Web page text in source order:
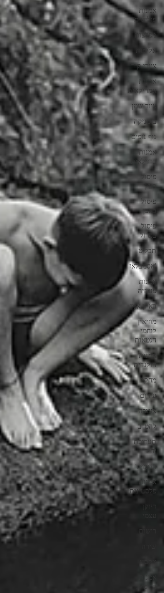
אמנות
פוליטית
מפלצות
אלימות
ציורי קיר
אמנות
אמריקאית
ציור שמן
בוטניקה
נוף נופים
אמנות
ברזילאית
פיסול
בעץ
פיסול
באבן
פיסול
בברזל
תבליט
'אסמבלאז
אמנות
פנטזיה
ראיון אמן
מוזיאון
לוחמי
הגטאות
אמנות
הולנדית
מחקר
עירום
צנזורה
להט"ב
תערוכת
יחיד
רדימייד
אמנות
פלסטינית
דיוקן
רישום
אמנות
בריטית